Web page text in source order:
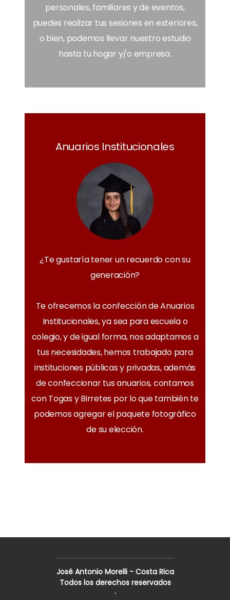
personales, familiares y de eventos,
puedes realizar tus sesiones en exteriores,
o bien, podemos llevar nuestro estudio
hasta tu hogar y/o empresa.
Anuarios Institucionales
¿Te gustaría tener un recuerdo con su
generación?
Te ofrecemos la confección de Anuarios
Institucionales, ya sea para escuela o
colegio, y de igual forma, nos adaptamos a
tus necesidades, hemos trabajado para
instituciones públicas y privadas, además
de confeccionar tus anuarios, contamos
con Togas y Birretes por lo que también te
podemos agregar el paquete fotográfico
de su elección.
José Antonio Morelli - Costa Rica
Todos los derechos reservados
·